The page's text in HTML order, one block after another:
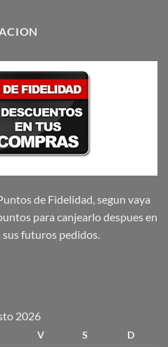
de Fidelidad, segun vaya
para canjearlo despues en
futuros pedidos.
2026
V S
D